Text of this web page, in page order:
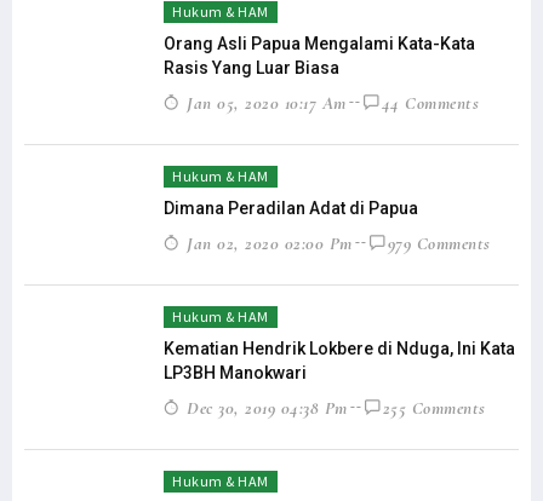
Hukum & HAM
Orang Asli Papua Mengalami Kata-Kata
Rasis Yang Luar Biasa
Jan 05, 2020 10:17 Am 44 Comments
Hukum & HAM
Dimana Peradilan Adat di Papua
Jan 02, 2020 02:00 Pm 979 Comments
Hukum & HAM
Kematian Hendrik Lokbere di Nduga, Ini Kata
LP3BH Manokwari
Dec 30, 2019 04:38 Pm 255 Comments
Hukum & HAM